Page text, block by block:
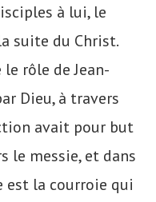
à lui, le
suite du Christ.
rôle de Jean-
Dieu, à travers
avait pour but
le messie, et dans
est la courroie qui